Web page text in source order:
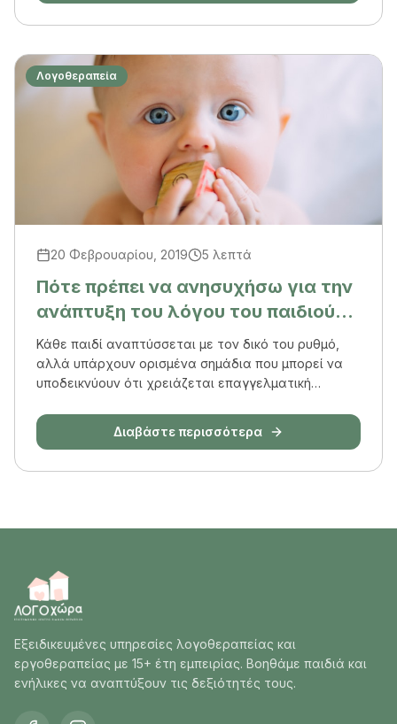
Λογοθεραπεία
20 Φεβρουαρίου, 2019 5 λεπτά
Πότε πρέπει να ανησυχήσω για την
ανάπτυξη του λόγου του παιδιού
μου;
Κάθε παιδί αναπτύσσεται με τον δικό του ρυθμό,
αλλά υπάρχουν ορισμένα σημάδια που μπορεί να
υποδεικνύουν ότι χρειάζεται επαγγελματική
Διαβάστε περισσότερα
Εξειδικευμένες υπηρεσίες λογοθεραπείας και
εργοθεραπείας με 15+ έτη εμπειρίας. Βοηθάμε παιδιά και
ενήλικες να αναπτύξουν τις δεξιότητές τους.